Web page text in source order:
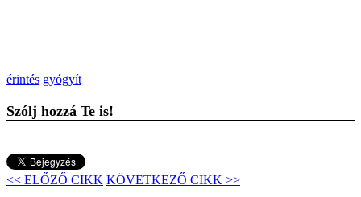
érintés gyógyít
Szólj hozzá Te is!
<< ELŐZŐ CIKK KÖVETKEZŐ CIKK >>